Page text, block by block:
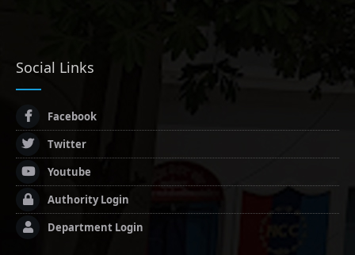
Social Links
Facebook
Twitter
Youtube
Authority Login
Department Login